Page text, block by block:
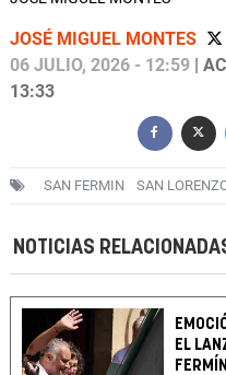
JOSÉ MIGUEL MONTES
06 JULIO, 2026 - 12:59 |
13:33
SAN FERMIN SAN
NOTICIAS
EL